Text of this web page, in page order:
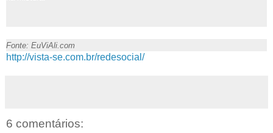
Fonte: EuViAli.com
http://vista-se.com.br/redesocial/
6 comentários: